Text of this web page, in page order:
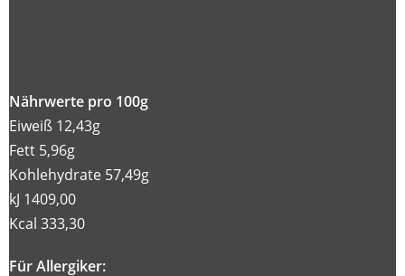
Nährwerte pro 100g
Eiweiß 12,43g
Fett 5,96g
Kohlehydrate 57,49g
kJ 1409,00
Kcal 333,30
Für Allergiker: